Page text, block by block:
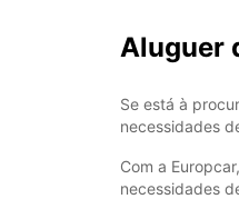
Aluguer
Se está à
necessidades
Com a
necessidades